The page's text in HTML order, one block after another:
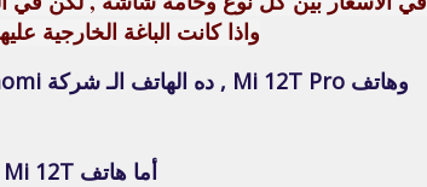
واذا كانت الباغة الخارجية
أما هاتف Mi 12T أصدرتة شركة شاومي في الأسواق في أكتوبر عام 2022 .